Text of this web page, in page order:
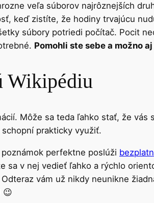
veľa súborov najrôznejších
keď zistíte, že hodiny trvajúcu
súbory potriedi počítač. Pocit
Pomohli ste sebe a možno
Wikipédiu
Môže sa teda ľahko stať, že vás
prakticky využiť.
perfektne poslúži
sa v nej vedieť ľahko a rýchlo
vám už nikdy neunikne
😉